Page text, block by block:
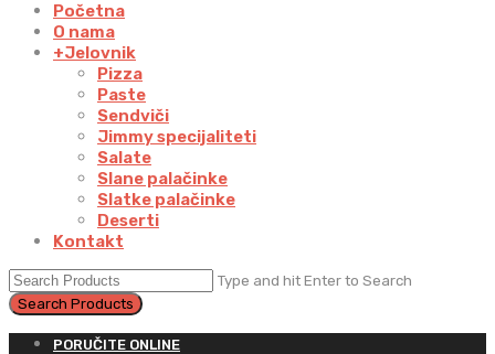
Početna
O nama
+Jelovnik
Pizza
Paste
Sendviči
Jimmy specijaliteti
Salate
Slane palačinke
Slatke palačinke
Deserti
Kontakt
Type and hit Enter to Search
PORUČITE ONLINE